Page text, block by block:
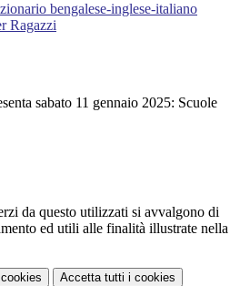
bengalese-inglese-italiano
Ragazzi
sabato 11 gennaio 2025: Scuole
da questo utilizzati si avvalgono di
ed utili alle finalità illustrate nella
Accetta tutti i cookies